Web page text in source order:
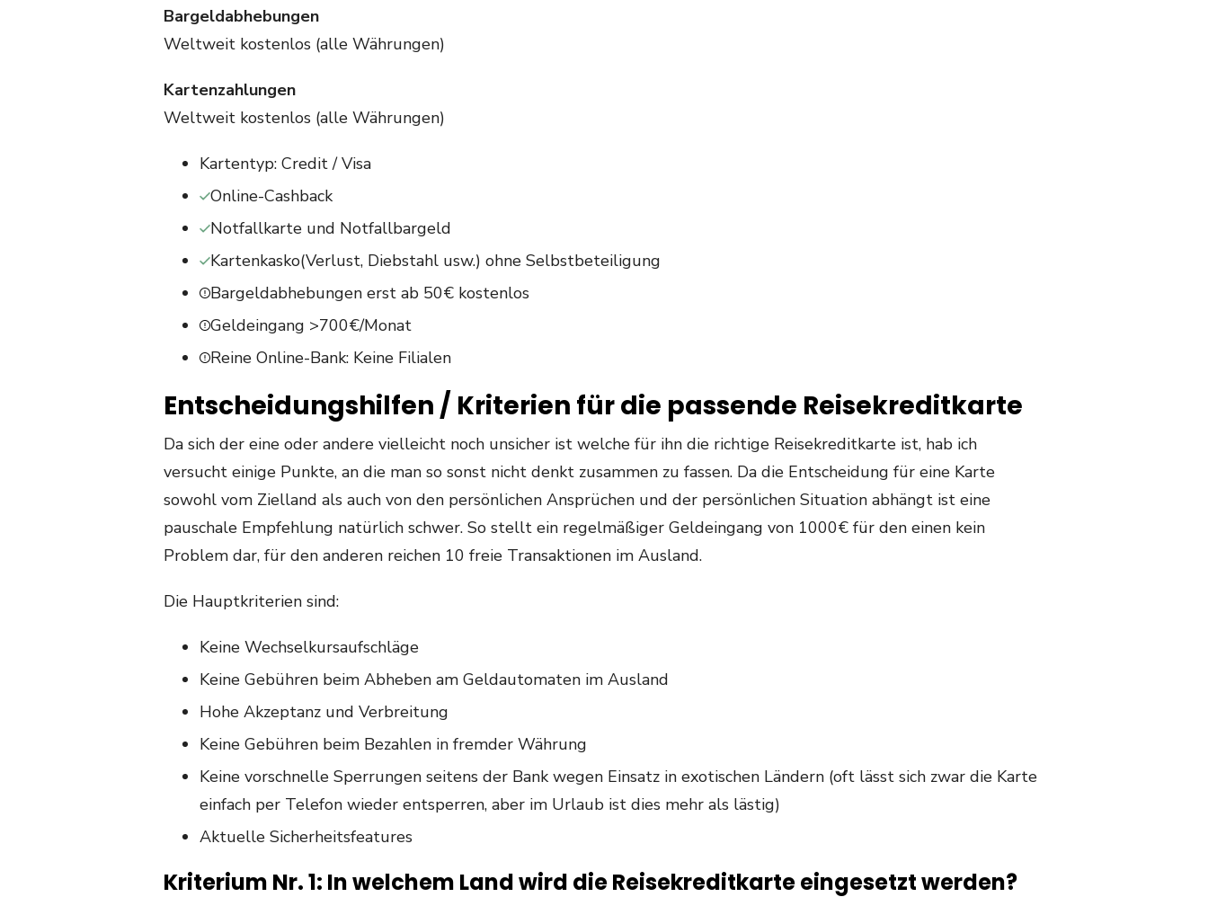
Bargeldabhebungen
Weltweit kostenlos (alle Währungen)
Kartenzahlungen
Weltweit kostenlos (alle Währungen)
Kartentyp: Credit / Visa
Online-Cashback
Notfallkarte und Notfallbargeld
Kartenkasko(Verlust, Diebstahl usw.) ohne Selbstbeteiligung
Bargeldabhebungen erst ab 50€ kostenlos
Geldeingang >700€/Monat
Reine Online-Bank: Keine Filialen
Entscheidungshilfen / Kriterien für die passende Reisekreditkarte
Da sich der eine oder andere vielleicht noch unsicher ist welche für ihn die richtige Reisekreditkarte ist, hab ich
versucht einige Punkte, an die man so sonst nicht denkt zusammen zu fassen. Da die Entscheidung für eine Karte
sowohl vom Zielland als auch von den persönlichen Ansprüchen und der persönlichen Situation abhängt ist eine
pauschale Empfehlung natürlich schwer. So stellt ein regelmäßiger Geldeingang von 1000€ für den einen kein
Problem dar, für den anderen reichen 10 freie Transaktionen im Ausland.
Die Hauptkriterien sind:
Keine Wechselkursaufschläge
Keine Gebühren beim Abheben am Geldautomaten im Ausland
Hohe Akzeptanz und Verbreitung
Keine Gebühren beim Bezahlen in fremder Währung
Keine vorschnelle Sperrungen seitens der Bank wegen Einsatz in exotischen Ländern (oft lässt sich zwar die Karte
einfach per Telefon wieder entsperren, aber im Urlaub ist dies mehr als lästig)
Aktuelle Sicherheitsfeatures
Kriterium Nr. 1: In welchem Land wird die Reisekreditkarte eingesetzt werden?